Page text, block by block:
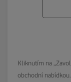
Kliknutím na
obchodní nabídkou.